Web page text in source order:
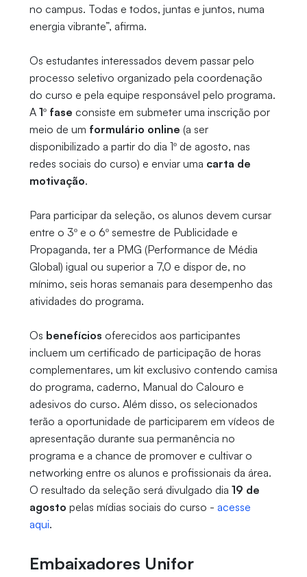
no campus. Todas e todos, juntas e juntos, numa
energia vibrante”, afirma.
Os estudantes interessados devem passar pelo
processo seletivo organizado pela coordenação
do curso e pela equipe responsável pelo programa.
A 1º fase consiste em submeter uma inscrição por
meio de um formulário online (a ser
disponibilizado a partir do dia 1º de agosto, nas
redes sociais do curso) e enviar uma carta de
motivação.
Para participar da seleção, os alunos devem cursar
entre o 3º e o 6º semestre de Publicidade e
Propaganda, ter a PMG (Performance de Média
Global) igual ou superior a 7,0 e dispor de, no
mínimo, seis horas semanais para desempenho das
atividades do programa.
Os benefícios oferecidos aos participantes
incluem um certificado de participação de horas
complementares, um kit exclusivo contendo camisa
do programa, caderno, Manual do Calouro e
adesivos do curso. Além disso, os selecionados
terão a oportunidade de participarem em vídeos de
apresentação durante sua permanência no
programa e a chance de promover e cultivar o
networking entre os alunos e profissionais da área.
O resultado da seleção será divulgado dia 19 de
agosto pelas mídias sociais do curso - acesse
aqui.
Embaixadores Unifor